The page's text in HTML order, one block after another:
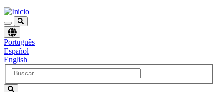
Elegir
un
idioma
Português
Español
English